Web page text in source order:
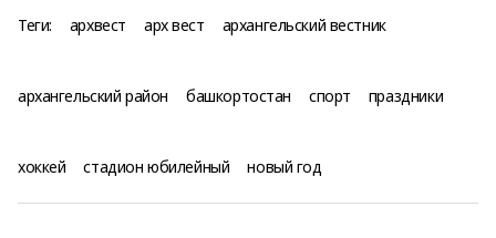
Теги: архвест арх вест архангельский вестник
архангельский район башкортостан спорт праздники
хоккей стадион юбилейный новый год